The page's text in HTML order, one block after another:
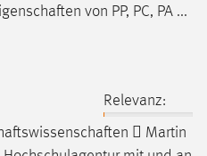
von PP, PC, PA ...
Relevanz:
 Martin